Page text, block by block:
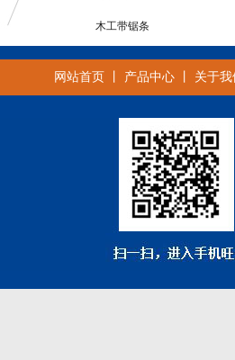
合金带锯条
电子锯锯片
金刚石螺旋铣刀
网站首页 产品中心 关于我